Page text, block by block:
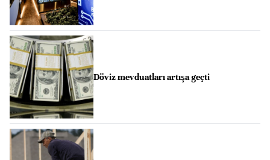
Döviz mevduatları artışa geçti